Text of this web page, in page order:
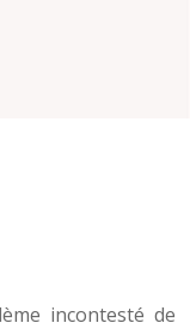
incontesté de